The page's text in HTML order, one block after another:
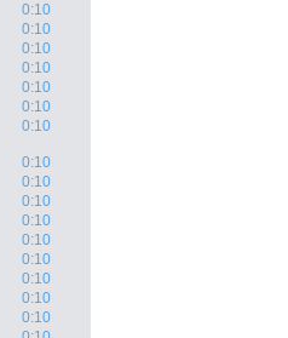
0:10
0:10
0:10
0:10
0:10
0:10
0:10
0:10
0:10
0:10
0:10
0:10
0:10
0:10
0:10
0:10